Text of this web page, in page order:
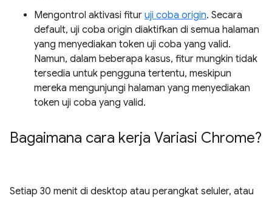
Mengontrol aktivasi fitur uji coba origin. Secara
default, uji coba origin diaktifkan di semua halaman
yang menyediakan token uji coba yang valid.
Namun, dalam beberapa kasus, fitur mungkin tidak
tersedia untuk pengguna tertentu, meskipun
mereka mengunjungi halaman yang menyediakan
token uji coba yang valid.
Bagaimana cara kerja Variasi Chrome?
Setiap 30 menit di desktop atau perangkat seluler, atau